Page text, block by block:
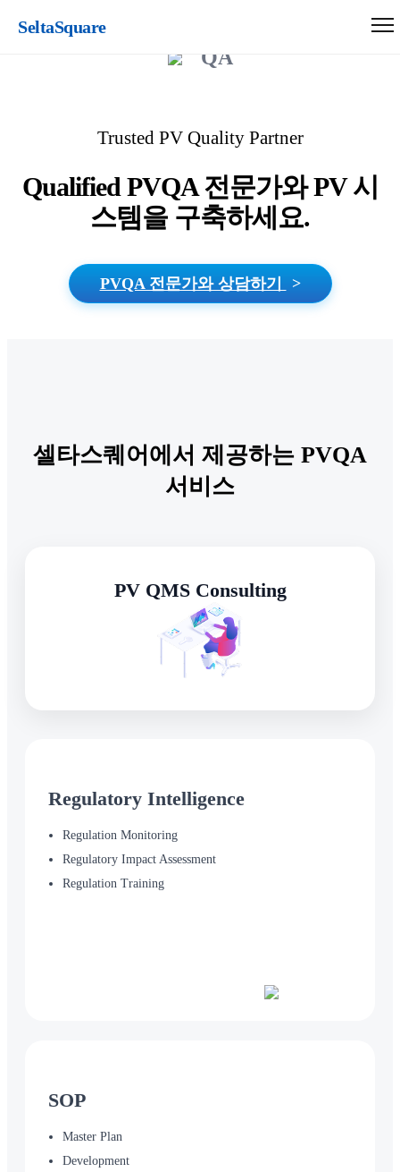
SeltaSquare
QA
Trusted PV Quality Partner
Qualified PVQA 전문가와 PV 시
스템을 구축하세요.
PVQA 전문가와 상담하기 >
셀타스퀘어에서 제공하는 PVQA
서비스
PV QMS Consulting
Regulatory Intelligence
Regulation Monitoring
Regulatory Impact Assessment
Regulation Training
SOP
Master Plan
Development